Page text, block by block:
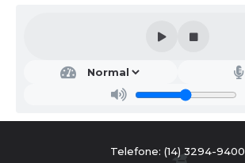
Telefone: (14) 3294-9400